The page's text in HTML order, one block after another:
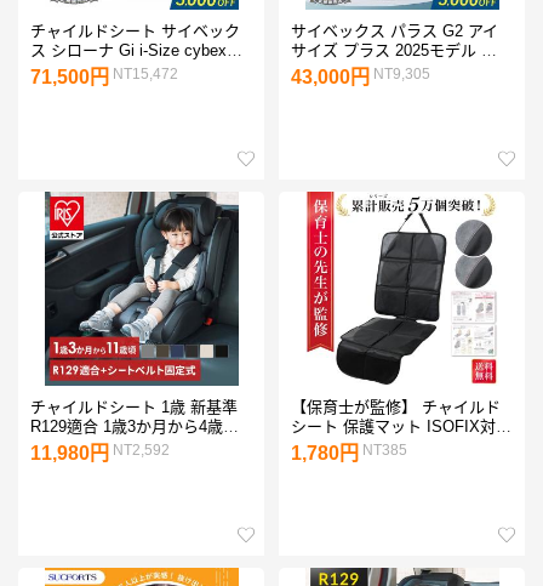
チャイルドシート サイベック
ス シローナ Gi i-Size cybex
SIRONA Gi アイサイズ 新生児
ジュニアシート メッシュ ベー
71,500円 NT15,472
サイベックス パラス G2 アイ
サイズ プラス 2025モデル メ
ッシュ cybex チャイルドシー
ト ジュニアシート ISOFIX 抜
43,000円 NT9,305
チャイルドシート 1歳 新基準
R129適合 1歳3か月から4歳頃
ジュニアシート 3歳から11歳頃
小学生 シートベルト式 5点式
11,980円 NT2,592
【保育士が監修】 チャイルド
シート 保護マット ISOFIX対応
チャイルドシート保護マット
ISOFIX 対応 車 シートカバー
1,780円 NT385